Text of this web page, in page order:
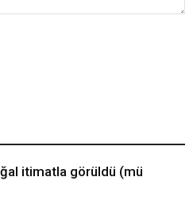
itimatla görüldü (mü